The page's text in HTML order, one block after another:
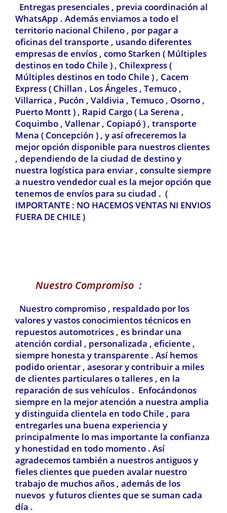
Entregas presenciales , previa coordinación al
WhatsApp . Además enviamos a todo el
territorio nacional Chileno , por pagar a
oficinas del transporte , usando diferentes
empresas de envíos , como Starken ( Múltiples
destinos en todo Chile ) , Chilexpress(
Múltiples destinos en todo Chile ) , Cacem
Express ( Chillan , Los Ángeles , Temuco ,
Villarrica , Pucón , Valdivia , Temuco , Osorno ,
Puerto Montt ) , Rapid Cargo ( La Serena ,
Coquimbo , Vallenar , Copiapó ) , transporte
Mena ( Concepción ) , y así ofreceremos la
mejor opción disponible para nuestros clientes
, dependiendo de la ciudad de destino y
nuestra logística para enviar , consulte siempre
a nuestro vendedor cual es la mejor opción que
tenemos de envíos para su ciudad . (
IMPORTANTE : NO HACEMOS VENTAS NI ENVIOS
FUERA DE CHILE )
Nuestro Compromiso :
Nuestro compromiso , respaldado por los
valores y vastos conocimientos técnicos en
repuestos automotrices , es brindar una
atención cordial , personalizada , eficiente ,
siempre honesta y transparente . Así hemos
podido orientar , asesorar y contribuir a miles
de clientes particulares o talleres , en la
reparación de sus vehículos . Enfocándonos
siempre en la mejor atención a nuestra amplia
y distinguida clientela en todo Chile , para
entregarles una buena experiencia y
principalmente lo mas importante la confianza
y honestidad en todo momento . Así
agradecemos también a nuestros antiguos y
fieles clientes que pueden avalar nuestro
trabajo de muchos años , además de los
nuevos y futuros clientes que se suman cada
día .